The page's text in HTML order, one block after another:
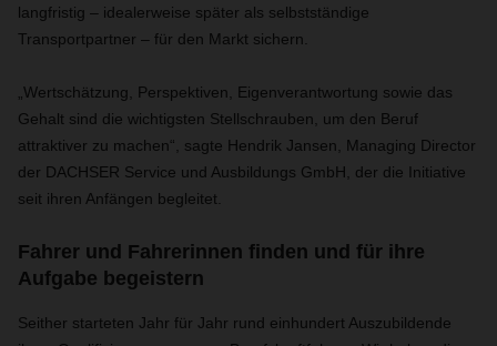
langfristig – idealerweise später als selbstständige
Transportpartner – für den Markt sichern.
„Wertschätzung, Perspektiven, Eigenverantwortung sowie das
Gehalt sind die wichtigsten Stellschrauben, um den Beruf
attraktiver zu machen“, sagte Hendrik Jansen, Managing Director
der DACHSER Service und Ausbildungs GmbH, der die Initiative
seit ihren Anfängen begleitet.
Fahrer und Fahrerinnen finden und für ihre
Aufgabe begeistern
Seither starteten Jahr für Jahr rund einhundert Auszubildende